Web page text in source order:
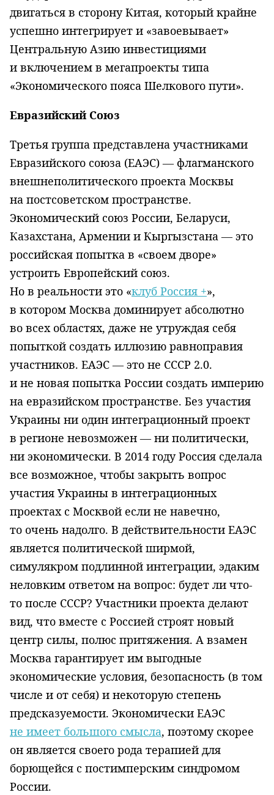
двигаться в сторону Китая, который крайне
успешно интегрирует и «завоевывает»
Центральную Азию инвестициями
и включением в мегапроекты типа
«Экономического пояса Шелкового пути».
Евразийский Союз
Третья группа представлена участниками
Евразийского союза (ЕАЭС) — флагманского
внешнеполитического проекта Москвы
на постсоветском пространстве.
Экономический союз России, Беларуси,
Казахстана, Армении и Кыргызстана — это
российская попытка в «своем дворе»
устроить Европейский союз.
Но в реальности это «клуб Россия +»,
в котором Москва доминирует абсолютно
во всех областях, даже не утруждая себя
попыткой создать иллюзию равноправия
участников. ЕАЭС — это не СССР 2.0.
и не новая попытка России создать империю
на евразийском пространстве. Без участия
Украины ни один интеграционный проект
в регионе невозможен — ни политически,
ни экономически. В 2014 году Россия сделала
все возможное, чтобы закрыть вопрос
участия Украины в интеграционных
проектах с Москвой если не навечно,
то очень надолго. В действительности ЕАЭС
является политической ширмой,
симулякром подлинной интеграции, эдаким
неловким ответом на вопрос: будет ли что-
то после СССР? Участники проекта делают
вид, что вместе с Россией строят новый
центр силы, полюс притяжения. А взамен
Москва гарантирует им выгодные
экономические условия, безопасность (в том
числе и от себя) и некоторую степень
предсказуемости. Экономически ЕАЭС
не имеет большого смысла, поэтому скорее
он является своего рода терапией для
борющейся с постимперским синдромом
России.